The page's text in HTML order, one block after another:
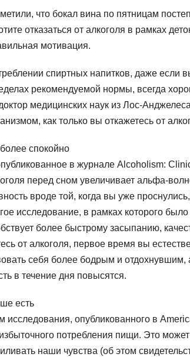
что бокал вина по пятницам
отказаться от алкоголя в рамках
мотивация.
спиртных напитков, даже если
рекомендуемой нормы, всегда
медицинских наук из Лос-
как только вы откажетесь от
спокойно
в журнале Alcoholism:
перед сном увеличивает альфа-
вроде той, когда вы уже
исследование, в рамках которого
более быстрому засыпанию,
от алкоголя, первое время вы
себя более бодрым и
в течение дня повысятся.
есть
исследования, опубликованного в
потребления пищи. Это может
наши чувства (об этом